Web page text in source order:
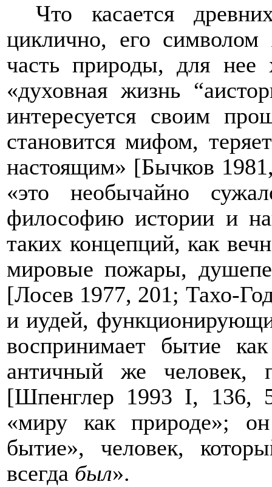
Что касается
циклично, его символом
часть природы, для нее
«духовная жизнь
интересуется своим
становится мифом,
настоящим» [Бычков
«это необычайно
философию истории и
таких концепций, как
мировые пожары,
[Лосев 1977, 201; Тахо-
и иудей,
воспринимает бытие
античный же
[Шпенглер 1993 I, 136,
«миру как природе»;
бытие», человек,
всегда был».